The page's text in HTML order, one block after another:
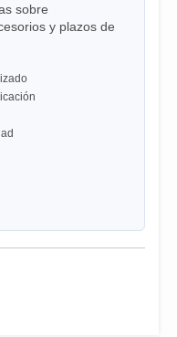
sobre
y plazos de